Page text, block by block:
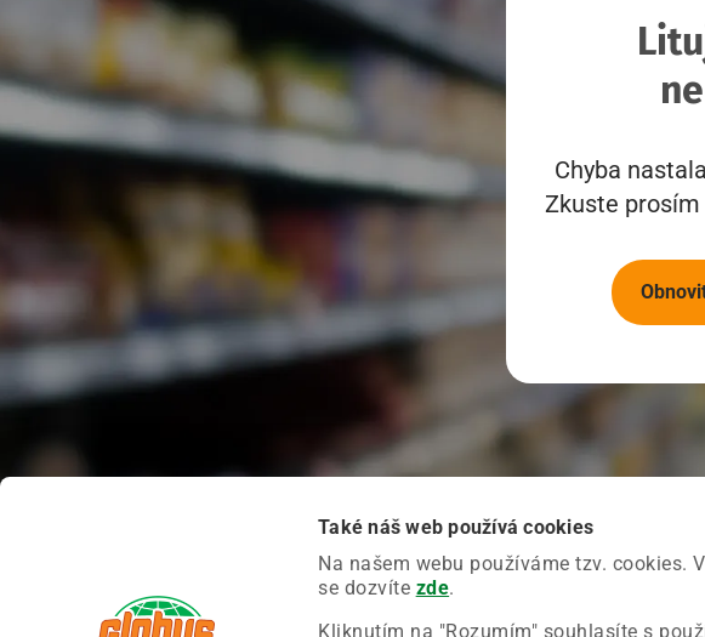
Také náš web používá cookies
Na našem webu používáme tzv. cookies.
se dozvíte zde.
Kliknutím na "Rozumím" souhlasíte s
Chyba
Zkuste